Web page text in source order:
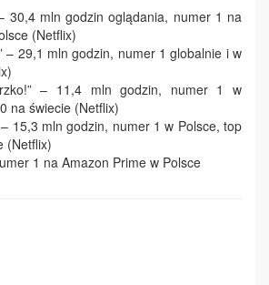
30,4 mln godzin oglądania, numer 1 na
(Netflix)
– 29,1 mln godzin, numer 1 globalnie i w
– 11,4 mln godzin, numer 1 w
na świecie (Netflix)
– 15,3 mln godzin, numer 1 w Polsce, top
(Netflix)
1 na Amazon Prime w Polsce